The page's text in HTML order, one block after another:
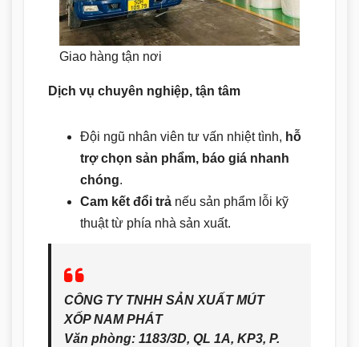
Giao hàng tận nơi
Dịch vụ chuyên nghiệp, tận tâm
Đội ngũ nhân viên tư vấn nhiệt tình, hỗ
trợ chọn sản phẩm, báo giá nhanh
chóng.
Cam kết đổi trả nếu sản phẩm lỗi kỹ
thuật từ phía nhà sản xuất.
CÔNG TY TNHH SẢN XUẤT MÚT
XỐP NAM PHÁT
Văn phòng: 1183/3D, QL 1A, KP3, P.